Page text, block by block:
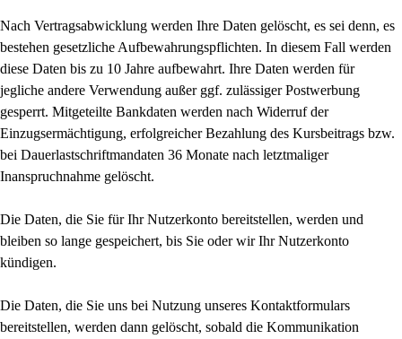
Nach Vertragsabwicklung werden Ihre Daten gelöscht, es sei denn, es
bestehen gesetzliche Aufbewahrungspflichten. In diesem Fall werden
diese Daten bis zu 10 Jahre aufbewahrt. Ihre Daten werden für
jegliche andere Verwendung außer ggf. zulässiger Postwerbung
gesperrt. Mitgeteilte Bankdaten werden nach Widerruf der
Einzugsermächtigung, erfolgreicher Bezahlung des Kursbeitrags bzw.
bei Dauerlastschriftmandaten 36 Monate nach letztmaliger
Inanspruchnahme gelöscht.
Die Daten, die Sie für Ihr Nutzerkonto bereitstellen, werden und
bleiben so lange gespeichert, bis Sie oder wir Ihr Nutzerkonto
kündigen.
Die Daten, die Sie uns bei Nutzung unseres Kontaktformulars
bereitstellen, werden dann gelöscht, sobald die Kommunikation